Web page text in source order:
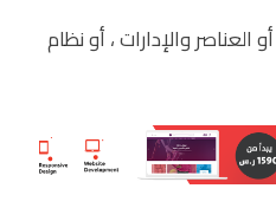
والإدارات ، أو نظام